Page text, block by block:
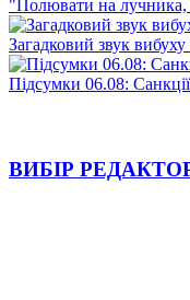
"Полювати на лучника,
Загадковий звук
Підсумки 06.08:
ВИБІР